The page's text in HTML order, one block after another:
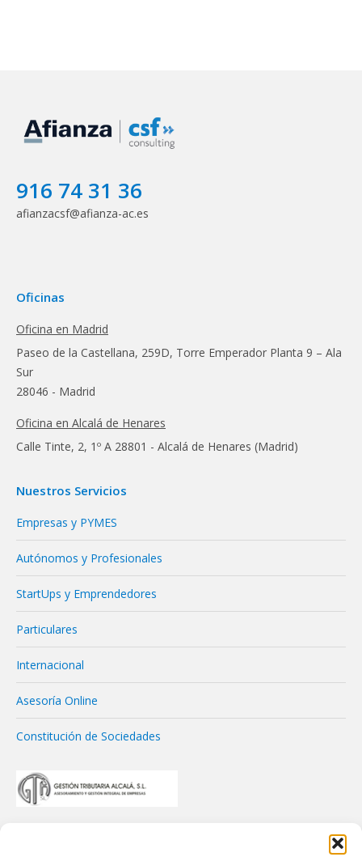
916 74 31 36
afianzacsf@afianza-ac.es
Oficinas
Oficina en Madrid
Paseo de la Castellana, 259D, Torre Emperador Planta 9 – Ala
Sur
28046 - Madrid
Oficina en Alcalá de Henares
Calle Tinte, 2, 1º A 28801 - Alcalá de Henares (Madrid)
Nuestros Servicios
Empresas y PYMES
Autónomos y Profesionales
StartUps y Emprendedores
Particulares
Internacional
Asesoría Online
Constitución de Sociedades